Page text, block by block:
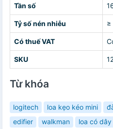
Tần số
Tỷ số nén nhiễu ≥
Có thuế VAT
SKU
Từ khóa
logitech loa kẹo kéo mini
edifier
walkman loa có dây